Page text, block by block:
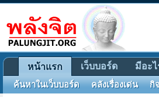
หน้าแรก
ค้นหาในเว็บบอร์ด คลังเรื่องเด่น กิ
เว็บบอร์ด มีอะ